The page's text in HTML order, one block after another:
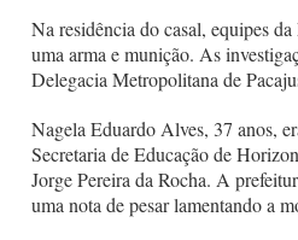
Na residência do casal, equipes
uma arma e munição. As
Delegacia Metropolitana de
Nagela Eduardo Alves, 37 anos,
Secretaria de Educação de
Jorge Pereira da Rocha. A
uma nota de pesar lamentando a